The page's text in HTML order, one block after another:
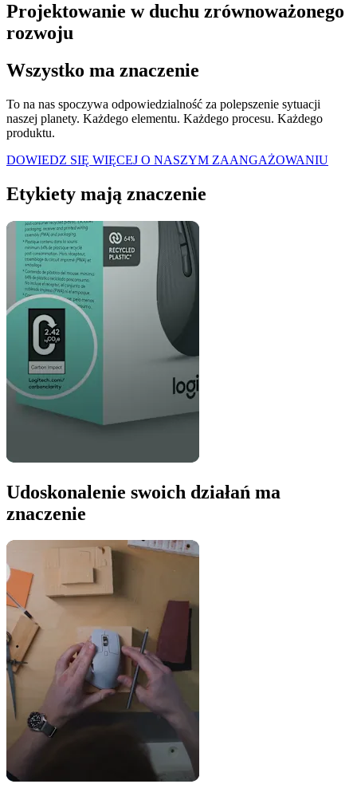
Projektowanie w duchu zrównoważonego
rozwoju
Wszystko ma znaczenie
To na nas spoczywa odpowiedzialność za polepszenie sytuacji
naszej planety. Każdego elementu. Każdego procesu. Każdego
produktu.
DOWIEDZ SIĘ WIĘCEJ O NASZYM ZAANGAŻOWANIU
Etykiety mają znaczenie
Udoskonalenie swoich działań ma
znaczenie